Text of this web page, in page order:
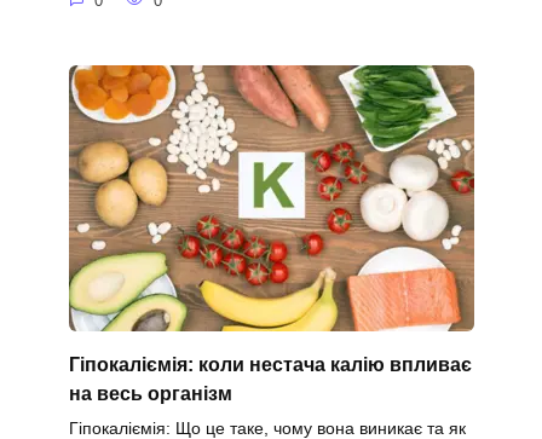
Гіпокаліємія: коли нестача калію впливає
на весь організм
Гіпокаліємія: Що це таке, чому вона виникає та як